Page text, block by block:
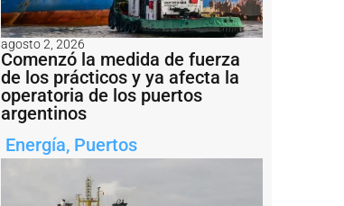
agosto 2, 2026
Comenzó la medida de fuerza
de los prácticos y ya afecta la
operatoria de los puertos
argentinos
Energía, Puertos